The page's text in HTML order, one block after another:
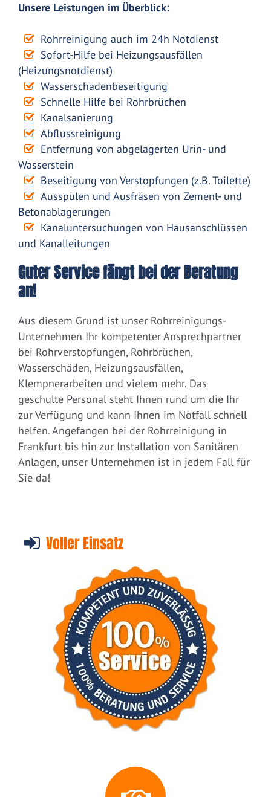
Unsere Leistungen im Überblick:
Rohrreinigung auch im 24h Notdienst
Sofort-Hilfe bei Heizungsausfällen
(Heizungsnotdienst)
Wasserschadenbeseitigung
Schnelle Hilfe bei Rohrbrüchen
Kanalsanierung
Abflussreinigung
Entfernung von abgelagerten Urin- und
Wasserstein
Beseitigung von Verstopfungen (z.B. Toilette)
Ausspülen und Ausfräsen von Zement- und
Betonablagerungen
Kanaluntersuchungen von Hausanschlüssen
und Kanalleitungen
Guter Service fängt bei der Beratung
an!
Aus diesem Grund ist unser Rohrreinigungs-
Unternehmen Ihr kompetenter Ansprechpartner
bei Rohrverstopfungen, Rohrbrüchen,
Wasserschäden, Heizungsausfällen,
Klempnerarbeiten und vielem mehr. Das
geschulte Personal steht Ihnen rund um die Ihr
zur Verfügung und kann Ihnen im Notfall schnell
helfen. Angefangen bei der Rohrreinigung in
Frankfurt bis hin zur Installation von Sanitären
Anlagen, unser Unternehmen ist in jedem Fall für
Sie da!
Voller Einsatz